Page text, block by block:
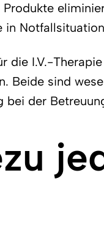
I.V.-
Beide sind
der